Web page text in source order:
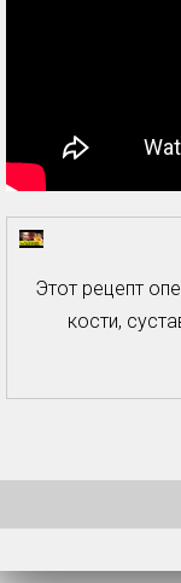
Этот рецепт
кости,